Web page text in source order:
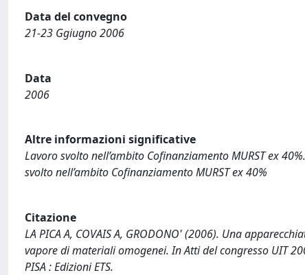
Data del convegno
21-23 Ggiugno 2006
Data
2006
Altre informazioni significative
Lavoro svolto nell’ambito Cofinanziamento MURST ex
svolto nell’ambito Cofinanziamento MURST ex 40%
Citazione
LA PICA A, COVAIS A, GRODONO' (2006). Una
vapore di materiali omogenei. In Atti del congresso UIT
PISA : Edizioni ETS.